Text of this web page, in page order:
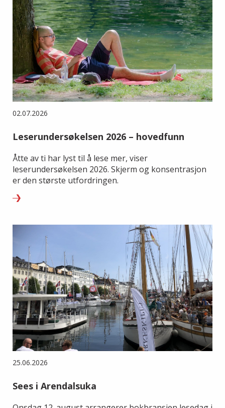
02.07.2026
Leserundersøkelsen 2026 – hovedfunn
Åtte av ti har lyst til å lese mer, viser
leserundersøkelsen 2026. Skjerm og konsentrasjon
er den største utfordringen.
25.06.2026
Sees i Arendalsuka